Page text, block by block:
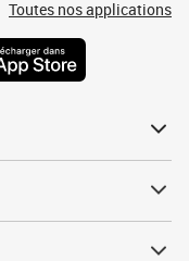
Toutes nos applications